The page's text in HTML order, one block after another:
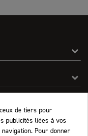
de tiers pour
publicités liées à vos
Pour donner